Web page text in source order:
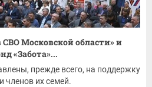
СВО Московской области» и
«Забота»...
прежде всего, на поддержку
членов их семей.